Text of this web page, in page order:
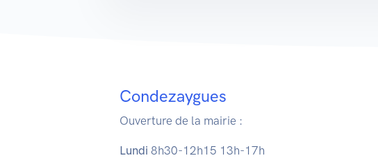
Condezaygues
Ouverture de la mairie :
Lundi 8h30-12h15 13h-17h